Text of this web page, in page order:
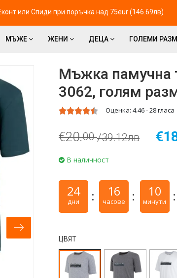
или Спиди при поръчка над 75eur (146.69лв)
МЪЖЕ ЖЕНИ ДЕЦА ГОЛЕМИ
Мъжка памучна
3062, голям
Оценка: 4.46-28гласа
€20.00 /39.12лв
В наличност
24
дни
16
часове
10
минути
ЦВЯТ